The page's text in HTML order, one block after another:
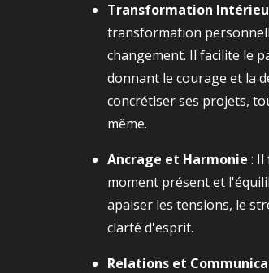
Transformation
transformation
changement. Il facilite le
donnant le courage et la
concrétiser ses projets,
même.
Ancrage et Harmonie : Il
moment présent et
apaiser les tensions, le
clarté d'esprit.
Relations et